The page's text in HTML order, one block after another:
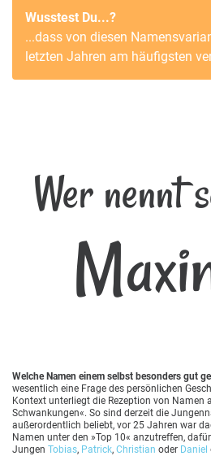
Wusstest Du...?
...dass von diesen
letzten Jahren am häufigsten
Wer nennt
Welche Namen einem selbst besonders gut
wesentlich eine Frage des persönlichen
Kontext unterliegt die Rezeption von Namen
Schwankungen«. So sind derzeit die
außerordentlich beliebt, vor 25 Jahren war
Namen unter den »Top 10« anzutreffen,
Jungen Tobias, Patrick, Christian oder Daniel